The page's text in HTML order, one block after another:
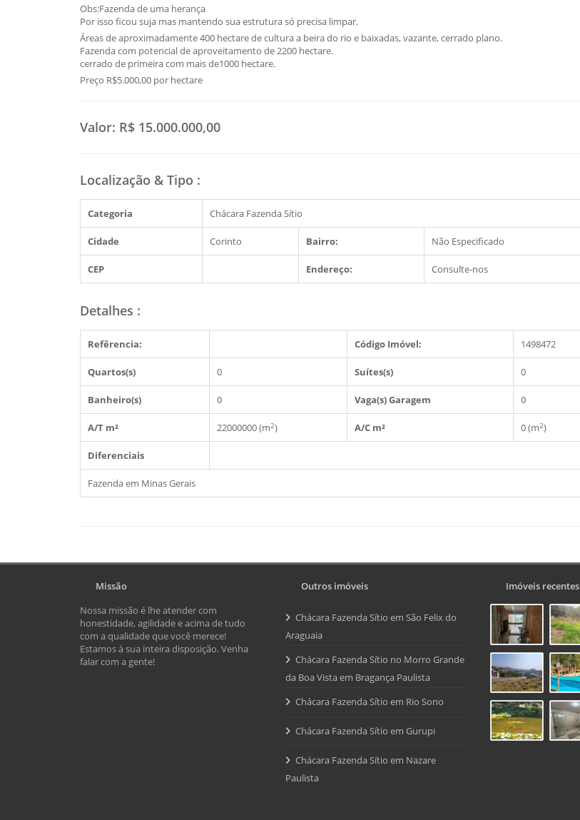
Obs:Fazenda de uma herança
Por isso ficou suja mas mantendo sua estrutura só precisa limpar.
Áreas de aproximadamente 400 hectare de cultura a beira do rio e baixadas, vazante, cerrado plano.
Fazenda com potencial de aproveitamento de 2200 hectare.
cerrado de primeira com mais de1000 hectare.
Preço R$5.000,00 por hectare
Valor: R$ 15.000.000,00
Localização & Tipo :
Categoria Chácara Fazenda Sítio
Cidade Corinto Bairro: Não Especificado
CEP Endereço: Consulte-nos
Detalhes :
Refêrencia: Código Imóvel: 1498472
Quartos(s) 0 Suítes(s) 0
Banheiro(s) 0 Vaga(s) Garagem 0
A/T m² 22000000 (m2) A/C m² 0 (m2)
Diferenciais
Fazenda em Minas Gerais
Missão
Nossa missão é lhe atender com
honestidade, agilidade e acima de tudo
com a qualidade que você merece!
Estamos à sua inteira disposição. Venha
falar com a gente!
Outros imóveis
Chácara Fazenda Sítio em São Felix do
Araguaia
Chácara Fazenda Sítio no Morro Grande
da Boa Vista em Bragança Paulista
Chácara Fazenda Sítio em Rio Sono
Chácara Fazenda Sítio em Gurupi
Chácara Fazenda Sítio em Nazare
Paulista
Imóveis recentes